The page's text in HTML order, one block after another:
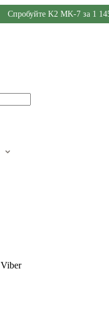
Спробуйте K2 MK-7 за 1
Viber